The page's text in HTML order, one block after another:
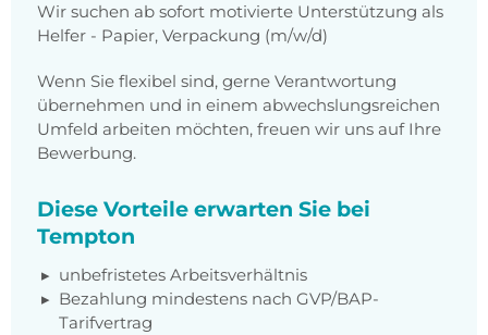
Wir suchen ab sofort motivierte Unterstützung als
Helfer - Papier, Verpackung (m/w/d)
Wenn Sie flexibel sind, gerne Verantwortung
übernehmen und in einem abwechslungsreichen
Umfeld arbeiten möchten, freuen wir uns auf Ihre
Bewerbung.
Diese Vorteile erwarten Sie bei
Tempton
unbefristetes Arbeitsverhältnis
Bezahlung mindestens nach GVP/BAP-
Tarifvertrag